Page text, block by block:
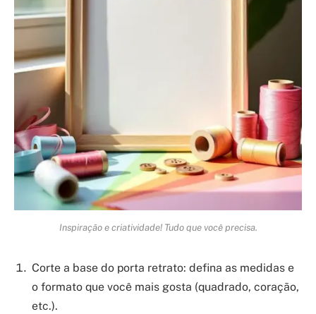
Inspiração e criatividade! Tudo que você precisa.
Corte a base do porta retrato: defina as medidas e
o formato que você mais gosta (quadrado, coração,
etc.).